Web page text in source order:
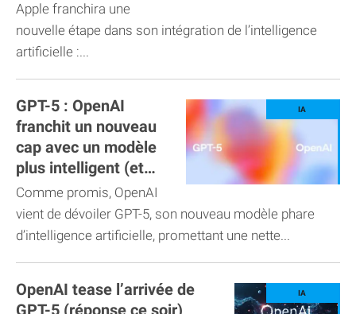
Apple franchira une
nouvelle étape dans son intégration de l’intelligence
artificielle :...
GPT-5 : OpenAI
franchit un nouveau
cap avec un modèle
plus intelligent (et
moins lèche-botte)
Comme promis, OpenAI
vient de dévoiler GPT-5, son nouveau modèle phare
d’intelligence artificielle, promettant une nette...
OpenAI tease l’arrivée de